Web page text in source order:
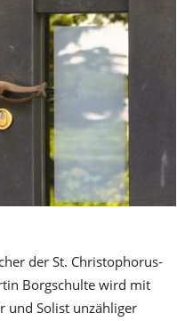
der St. Christophorus-
Borgschulte wird mit
und Solist unzähliger